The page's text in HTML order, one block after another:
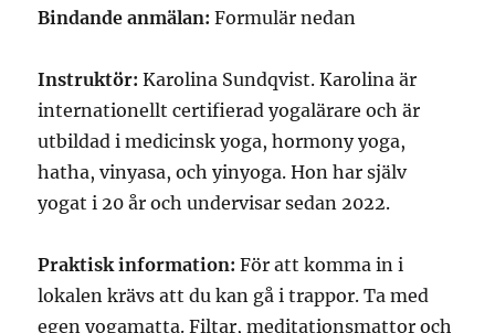
Bindande anmälan: Formulär nedan
Instruktör: Karolina Sundqvist. Karolina är
internationellt certifierad yogalärare och är
utbildad i medicinsk yoga, hormony yoga,
hatha, vinyasa, och yinyoga. Hon har själv
yogat i 20 år och undervisar sedan 2022.
Praktisk information: För att komma in i
lokalen krävs att du kan gå i trappor. Ta med
egen yogamatta. Filtar, meditationsmattor och